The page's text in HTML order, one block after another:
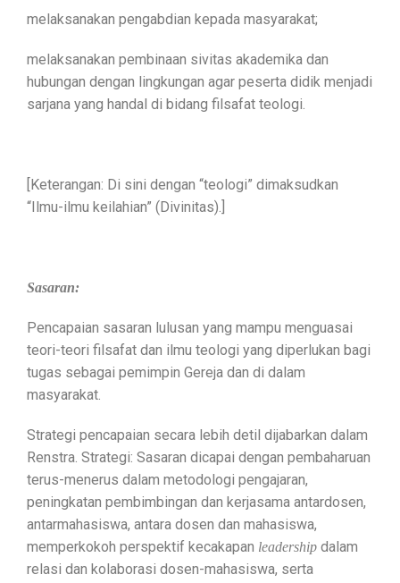
melaksanakan pengabdian kepada masyarakat;
melaksanakan pembinaan sivitas akademika dan
hubungan dengan lingkungan agar peserta didik menjadi
sarjana yang handal di bidang filsafat teologi.
[Keterangan: Di sini dengan “teologi” dimaksudkan
“Ilmu-ilmu keilahian” (Divinitas).]
Sasaran:
Pencapaian sasaran lulusan yang mampu menguasai
teori-teori filsafat dan ilmu teologi yang diperlukan bagi
tugas sebagai pemimpin Gereja dan di dalam
masyarakat.
Strategi pencapaian secara lebih detil dijabarkan dalam
Renstra. Strategi: Sasaran dicapai dengan pembaharuan
terus-menerus dalam metodologi pengajaran,
peningkatan pembimbingan dan kerjasama antardosen,
antarmahasiswa, antara dosen dan mahasiswa,
memperkokoh perspektif kecakapan leadership dalam
relasi dan kolaborasi dosen-mahasiswa, serta